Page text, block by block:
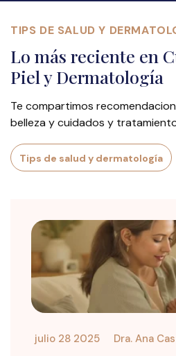
TIPS DE SALUD Y
Lo más reciente en
Piel y Dermatología
Te compartimos
belleza y cuidados y
Tips de salud y dermatología
julio 28 2025 Dra. Ana